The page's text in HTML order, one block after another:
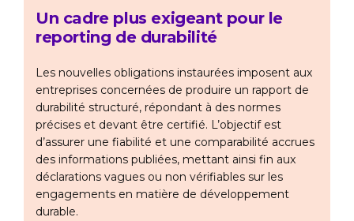
Un cadre plus exigeant pour le
reporting de durabilité
Les nouvelles obligations instaurées imposent aux
entreprises concernées de produire un rapport de
durabilité structuré, répondant à des normes
précises et devant être certifié. L’objectif est
d’assurer une fiabilité et une comparabilité accrues
des informations publiées, mettant ainsi fin aux
déclarations vagues ou non vérifiables sur les
engagements en matière de développement
durable.